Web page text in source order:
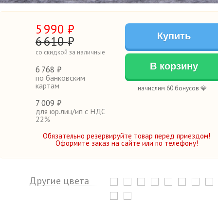
5 990 ₽
6610₽
со скидкой за наличные
6 768 ₽
по банковским
картам
7009 ₽
для юр.лиц/ип с НДС
22%
Купить
В корзину
начислим 60 бонусов 💎
Обязательно резервируйте товар перед приездом!
Оформите заказ на сайте или по телефону!
Другие цвета